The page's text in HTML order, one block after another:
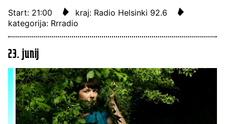
Start: 21:00
kraj: Radio Helsinki 92.6
kategorija: Rrradio
23. junij